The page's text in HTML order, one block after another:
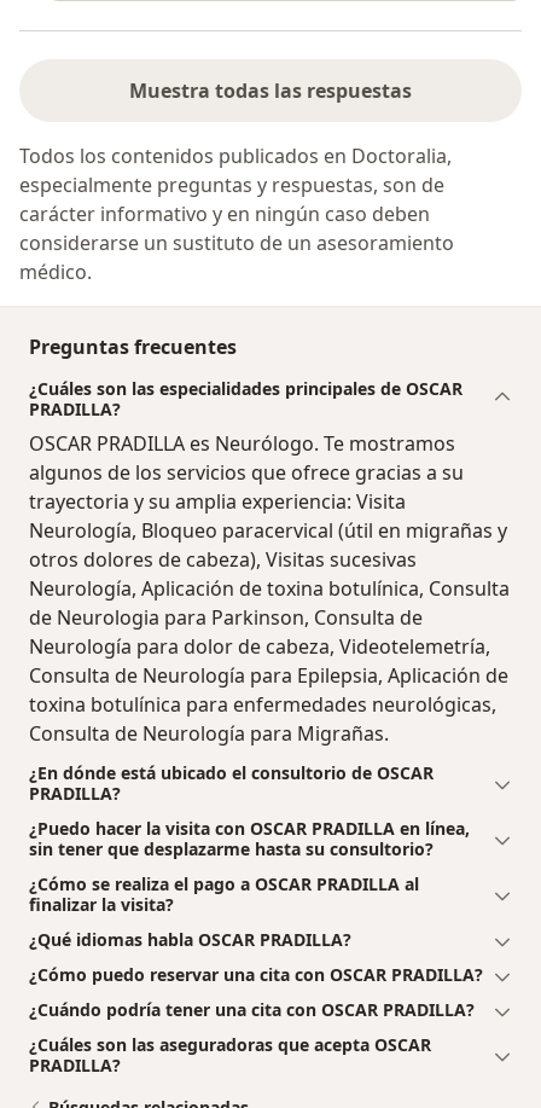
Muestra todas las respuestas
Todos los contenidos publicados en Doctoralia,
especialmente preguntas y respuestas, son de
carácter informativo y en ningún caso deben
considerarse un sustituto de un asesoramiento
médico.
Preguntas frecuentes
¿Cuáles son las especialidades principales de OSCAR
PRADILLA?
OSCAR PRADILLA es Neurólogo. Te mostramos
algunos de los servicios que ofrece gracias a su
trayectoria y su amplia experiencia: Visita
Neurología, Bloqueo paracervical (útil en migrañas y
otros dolores de cabeza), Visitas sucesivas
Neurología, Aplicación de toxina botulínica, Consulta
de Neurologia para Parkinson, Consulta de
Neurología para dolor de cabeza, Videotelemetría,
Consulta de Neurología para Epilepsia, Aplicación de
toxina botulínica para enfermedades neurológicas,
Consulta de Neurología para Migrañas.
¿En dónde está ubicado el consultorio de OSCAR
PRADILLA?
¿Puedo hacer la visita con OSCAR PRADILLA en línea,
sin tener que desplazarme hasta su consultorio?
¿Cómo se realiza el pago a OSCAR PRADILLA al
finalizar la visita?
¿Qué idiomas habla OSCAR PRADILLA?
¿Cómo puedo reservar una cita con OSCAR PRADILLA?
¿Cuándo podría tener una cita con OSCAR PRADILLA?
¿Cuáles son las aseguradoras que acepta OSCAR
PRADILLA?